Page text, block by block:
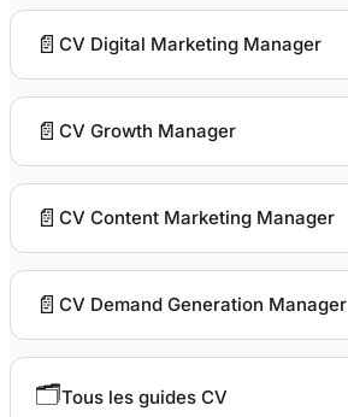
📄 CV Digital Marketing Manager
📄 CV Growth Manager
📄 CV Content Marketing Manager
📄 CV Demand Generation Manager
🗂Tous les guides CV